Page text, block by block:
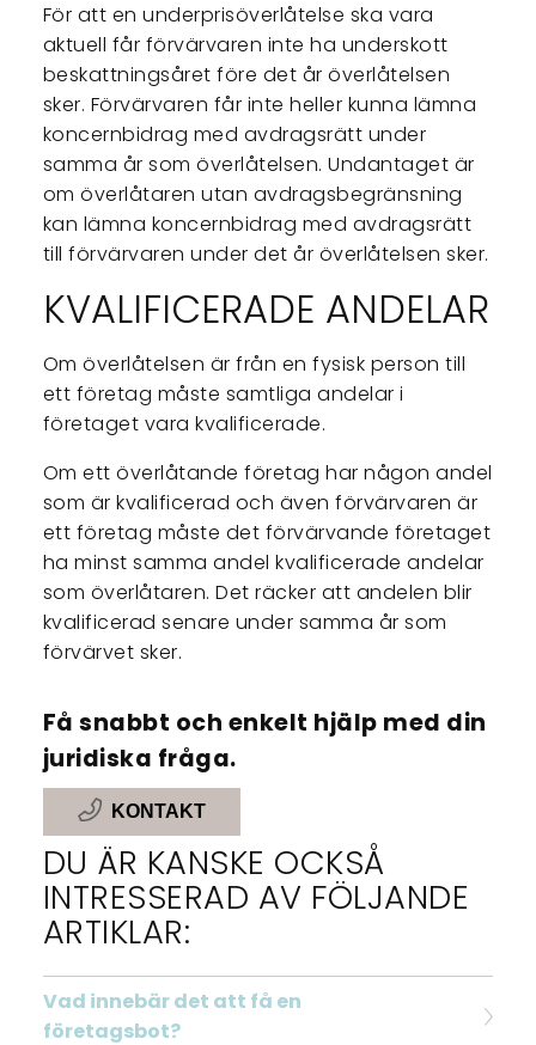
För att en underprisöverlåtelse ska vara
aktuell får förvärvaren inte ha underskott
beskattningsåret före det år överlåtelsen
sker. Förvärvaren får inte heller kunna lämna
koncernbidrag med avdragsrätt under
samma år som överlåtelsen. Undantaget är
om överlåtaren utan avdragsbegränsning
kan lämna koncernbidrag med avdragsrätt
till förvärvaren under det år överlåtelsen sker.
KVALIFICERADE ANDELAR
Om överlåtelsen är från en fysisk person till
ett företag måste samtliga andelar i
företaget vara kvalificerade.
Om ett överlåtande företag har någon andel
som är kvalificerad och även förvärvaren är
ett företag måste det förvärvande företaget
ha minst samma andel kvalificerade andelar
som överlåtaren. Det räcker att andelen blir
kvalificerad senare under samma år som
förvärvet sker.
Få snabbt och enkelt hjälp med din
juridiska fråga.
KONTAKT
DU ÄR KANSKE OCKSÅ
INTRESSERAD AV FÖLJANDE
ARTIKLAR:
Vad innebär det att få en
företagsbot?